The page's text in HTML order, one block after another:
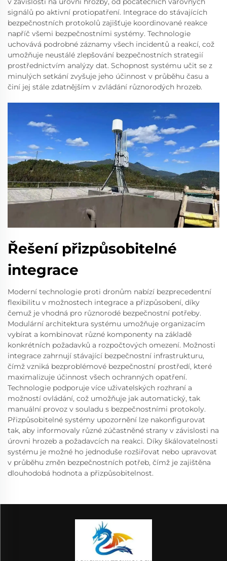
signálů po aktivní protiopatření. Integrace do stávajících
bezpečnostních protokolů zajišťuje koordinované reakce
napříč všemi bezpečnostními systémy. Technologie
uchovává podrobné záznamy všech incidentů a reakcí, což
umožňuje neustálé zlepšování bezpečnostních strategií
prostřednictvím analýzy dat. Schopnost systému učit se z
minulých setkání zvyšuje jeho účinnost v průběhu času a
činí jej stále zdatnějším v zvládání různorodých hrozeb.
Řešení přizpůsobitelné
integrace
Moderní technologie proti dronům nabízí bezprecedentní
flexibilitu v možnostech integrace a přizpůsobení, díky
čemuž je vhodná pro různorodé bezpečnostní potřeby.
Modulární architektura systému umožňuje organizacím
vybírat a kombinovat různé komponenty na základě
konkrétních požadavků a rozpočtových omezení. Možnosti
integrace zahrnují stávající bezpečnostní infrastrukturu,
čímž vzniká bezproblémové bezpečnostní prostředí, které
maximalizuje účinnost všech ochranných opatření.
Technologie podporuje více uživatelských rozhraní a
možností ovládání, což umožňuje jak automatický, tak
manuální provoz v souladu s bezpečnostními protokoly.
Přizpůsobitelné systémy upozornění lze nakonfigurovat
tak, aby informovaly různé zúčastněné strany v závislosti na
úrovni hrozeb a požadavcích na reakci. Díky škálovatelnosti
systému je možné ho jednoduše rozšiřovat nebo upravovat
v průběhu změn bezpečnostních potřeb, čímž je zajištěna
dlouhodobá hodnota a přizpůsobitelnost.